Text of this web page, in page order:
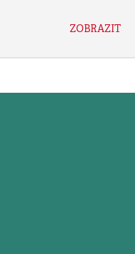
ZOBRAZIT